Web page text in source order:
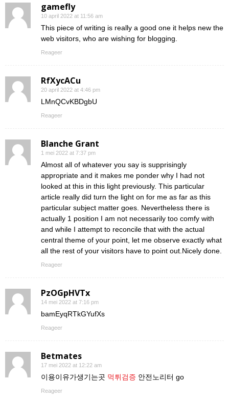
gamefly
10 april 2022 at 11:56 am
This piece of writing is really a good one it helps new the
web visitors, who are wishing for blogging.
Reageer
RfXycACu
20 april 2022 at 4:46 pm
LMnQCvKBDgbU
Reageer
Blanche Grant
1 mei 2022 at 7:37 pm
Almost all of whatever you say is supprisingly
appropriate and it makes me ponder why I had not
looked at this in this light previously. This particular
article really did turn the light on for me as far as this
particular subject matter goes. Nevertheless there is
actually 1 position I am not necessarily too comfy with
and while I attempt to reconcile that with the actual
central theme of your point, let me observe exactly what
all the rest of your visitors have to point out.Nicely done.
Reageer
PzOGpHVTx
14 mei 2022 at 7:16 pm
bamEyqRTkGYufXs
Reageer
Betmates
17 mei 2022 at 12:22 am
이용이유가생기는곳 먹튀검증 안전노리터 go
Reageer